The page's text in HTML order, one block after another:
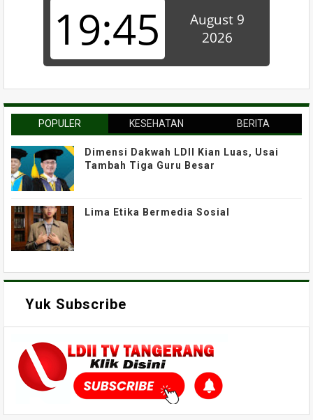
POPULER KESEHATAN BERITA
Dimensi Dakwah LDII Kian Luas, Usai
Tambah Tiga Guru Besar
Lima Etika Bermedia Sosial
Yuk Subscribe